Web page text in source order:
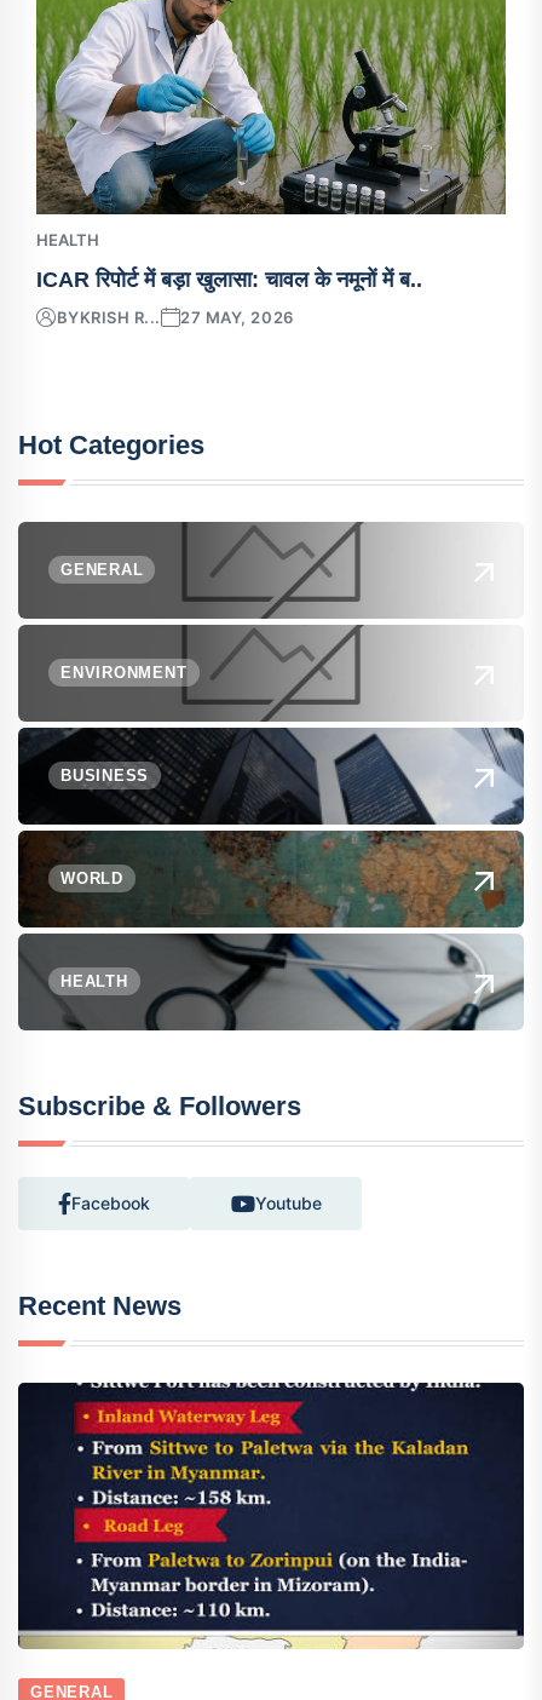
HEALTH
ICAR रिपोर्ट में बड़ा खुलासा: चावल के नमूनों में ब..
BYKRISH R... 27 MAY, 2026
Hot Categories
GENERAL
ENVIRONMENT
BUSINESS
WORLD
HEALTH
Subscribe & Followers
Facebook Youtube
Recent News
GENERAL